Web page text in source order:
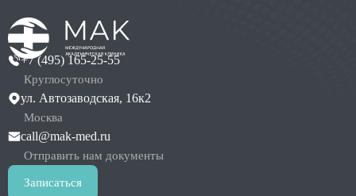
Круглосуточно
+7 (495) 165-25-55
Москва
ул. Автозаводская, 16к2
Отправить нам документы
call@mak-med.ru
Записаться